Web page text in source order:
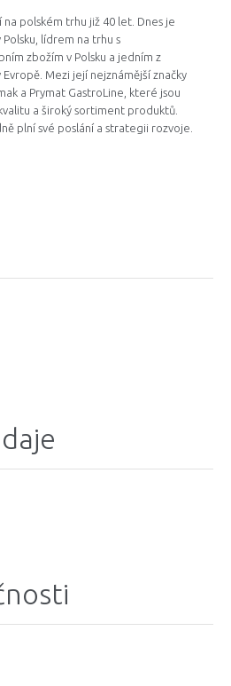
polském trhu již 40 let. Dnes je
lídrem na trhu s
zbožím v Polsku a jedním z
Mezi její nejznámější značky
a Prymat GastroLine, které jsou
a široký sortiment produktů.
plní své poslání a strategii rozvoje.